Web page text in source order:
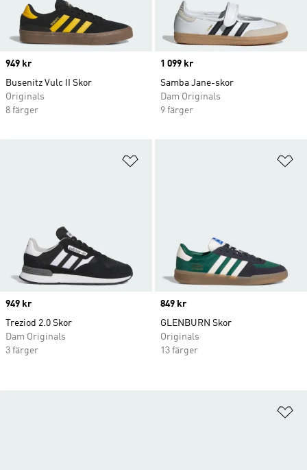
Price
949 kr
Busenitz Vulc II Skor
Originals
8 färger
Price
1 099 kr
Samba Jane-skor
Dam Originals
9 färger
Price
949 kr
Treziod 2.0 Skor
Dam Originals
3 färger
Price
849 kr
GLENBURN Skor
Originals
13 färger